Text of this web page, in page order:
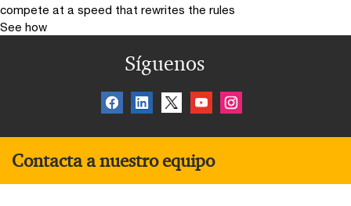
compete at a speed that rewrites the rules
See how
Síguenos
Contacta a nuestro equipo